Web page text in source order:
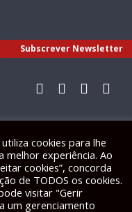
Subscrever Newsletter
Livro de Reclamações
2026 © Todos os direitos
cookies para lhe
melhor experiência. Ao
cookies”, concorda
de TODOS os cookies.
visitar "Gerir
um gerenciamento